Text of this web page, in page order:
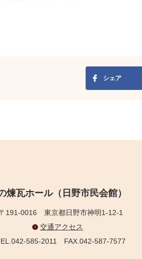
シェア
煉瓦ホール（日野市民会館）
191-0016 東京都日野市神明1-12-1
交通アクセス
585-2011 FAX.042-587-7577